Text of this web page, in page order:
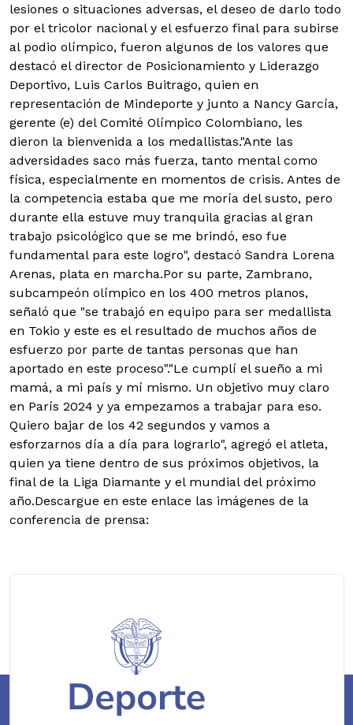
lesiones o situaciones adversas, el deseo de darlo todo
por el tricolor nacional y el esfuerzo final para subirse
al podio olímpico, fueron algunos de los valores que
destacó el director de Posicionamiento y Liderazgo
Deportivo, Luis Carlos Buitrago, quien en
representación de Mindeporte y junto a Nancy García,
gerente (e) del Comité Olímpico Colombiano, les
dieron la bienvenida a los medallistas."Ante las
adversidades saco más fuerza, tanto mental como
física, especialmente en momentos de crisis. Antes de
la competencia estaba que me moría del susto, pero
durante ella estuve muy tranquila gracias al gran
trabajo psicológico que se me brindó, eso fue
fundamental para este logro", destacó Sandra Lorena
Arenas, plata en marcha.Por su parte, Zambrano,
subcampeón olímpico en los 400 metros planos,
señaló que "se trabajó en equipo para ser medallista
en Tokio y este es el resultado de muchos años de
esfuerzo por parte de tantas personas que han
aportado en este proceso"."Le cumplí el sueño a mi
mamá, a mi país y mí mismo. Un objetivo muy claro
en París 2024 y ya empezamos a trabajar para eso.
Quiero bajar de los 42 segundos y vamos a
esforzarnos día a día para lograrlo", agregó el atleta,
quien ya tiene dentro de sus próximos objetivos, la
final de la Liga Diamante y el mundial del próximo
año.Descargue en este enlace las imágenes de la
conferencia de prensa: